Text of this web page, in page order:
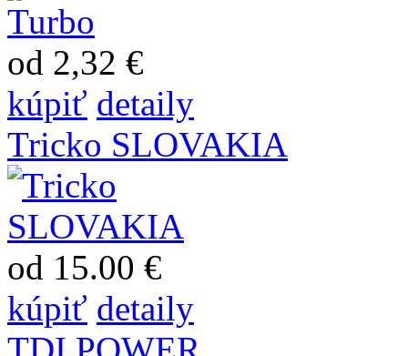
od 2,32 €
kúpiť detaily
Tricko SLOVAKIA
od 15.00 €
kúpiť detaily